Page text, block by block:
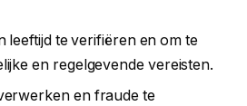
leeftijd te verifiëren en om te
en regelgevende vereisten.
en fraude te